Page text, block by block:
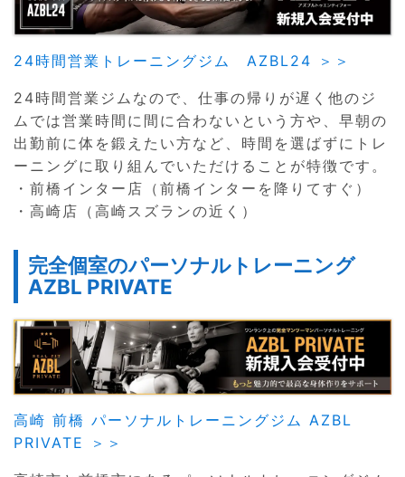
24時間営業トレーニングジム AZBL24 ＞＞
24時間営業ジムなので、仕事の帰りが遅く他のジ
ムでは営業時間に間に合わないという方や、早朝の
出勤前に体を鍛えたい方など、時間を選ばずにトレ
ーニングに取り組んでいただけることが特徴です。
・前橋インター店（前橋インターを降りてすぐ）
・高崎店（高崎スズランの近く）
完全個室のパーソナルトレーニング
AZBL PRIVATE
高崎 前橋 パーソナルトレーニングジム AZBL
PRIVATE ＞＞